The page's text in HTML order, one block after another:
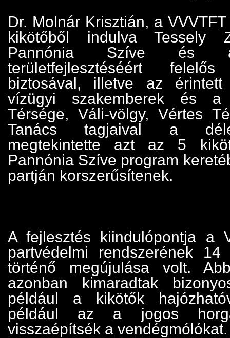
Dr. Molnár Krisztián, a
kikötőből indulva Tessely
Pannónia Szíve és a
területfejlesztéséért felelős
biztosával, illetve az érintett
vízügyi szakemberek és a
Térsége, Váli-völgy, Vértes
Tanács tagjaival a
megtekintette azt az 5
Pannónia Szíve program
partján korszerűsítenek.
A fejlesztés kiindulópontja a
partvédelmi rendszerének
történő megújulása volt.
azonban kimaradtak
például a kikötők
például az a jogos
visszaépítsék a vendégmólókat.